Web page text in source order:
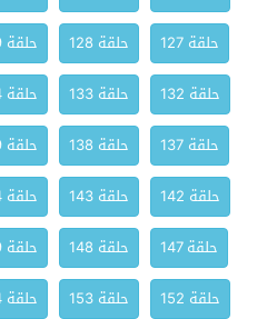
حلقة 127
حلقة 128 حلقة 129
حلقة 132
حلقة 133 حلقة 134
حلقة 137
حلقة 138 حلقة 139
حلقة 142
حلقة 143 حلقة 144
حلقة 147
حلقة 148 حلقة 149
حلقة 152
حلقة 153 حلقة 154